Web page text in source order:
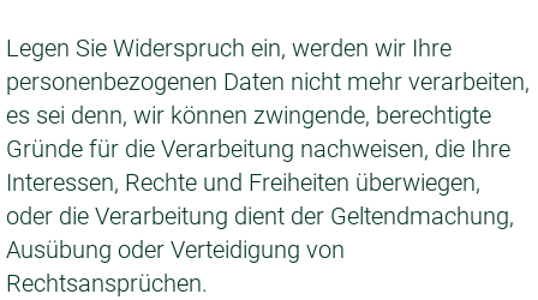
Legen Sie Widerspruch ein, werden wir Ihre
personenbezogenen Daten nicht mehr verarbeiten,
es sei denn, wir können zwingende, berechtigte
Gründe für die Verarbeitung nachweisen, die Ihre
Interessen, Rechte und Freiheiten überwiegen,
oder die Verarbeitung dient der Geltendmachung,
Ausübung oder Verteidigung von
Rechtsansprüchen.